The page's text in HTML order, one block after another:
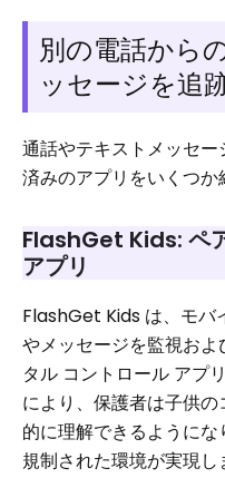
別の電話から
ッセージを追
通話やテキストメッセ
済みのアプリをいくつか
FlashGet Kids: ペ
アプリ
FlashGet Kids は、モバ
やメッセージを監視お
タル コントロール アプ
により、保護者は子供
的に理解できるように
規制された環境が実現し